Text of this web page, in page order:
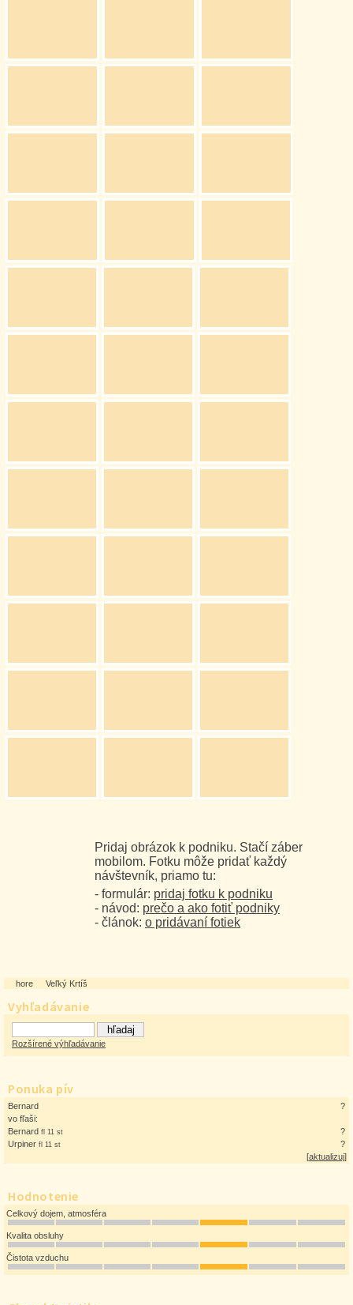
Vyhľadávanie
Rozšírené výhľadávanie
Ponuka pív
Bernard
?
vo fľaši:
Bernard fl 11 st
?
Urpiner fl 11 st
?
[aktualizuj]
Hodnotenie
Celkový dojem, atmosféra
Kvalita obsluhy
Čistota vzduchu
Pridaj obrázok k podniku. Stačí záber
mobilom. Fotku môže pridať každý
návštevník, priamo tu:
- formulár: pridaj fotku k podniku
- návod: prečo a ako fotiť podniky
- článok: o pridávaní fotiek
hore Veľký Krtíš